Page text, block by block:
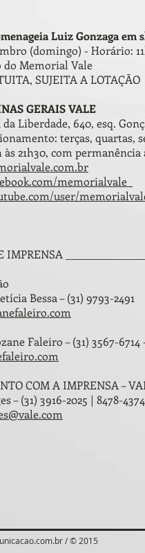
Luiz Gonzaga
(domingo) - Horário:
Memorial Vale
SUJEITA A LOTAÇÃO
GERAIS VALE
Liberdade, 640, esq.
terças, quartas,
às 21h30, com
memorialvale
user/
Bessa – (31) 9793-2491
Faleiro – (31) 3567-
COM A IMPRENSA –
– (31) 3916-2025 | 8478-4374
/ © 2015